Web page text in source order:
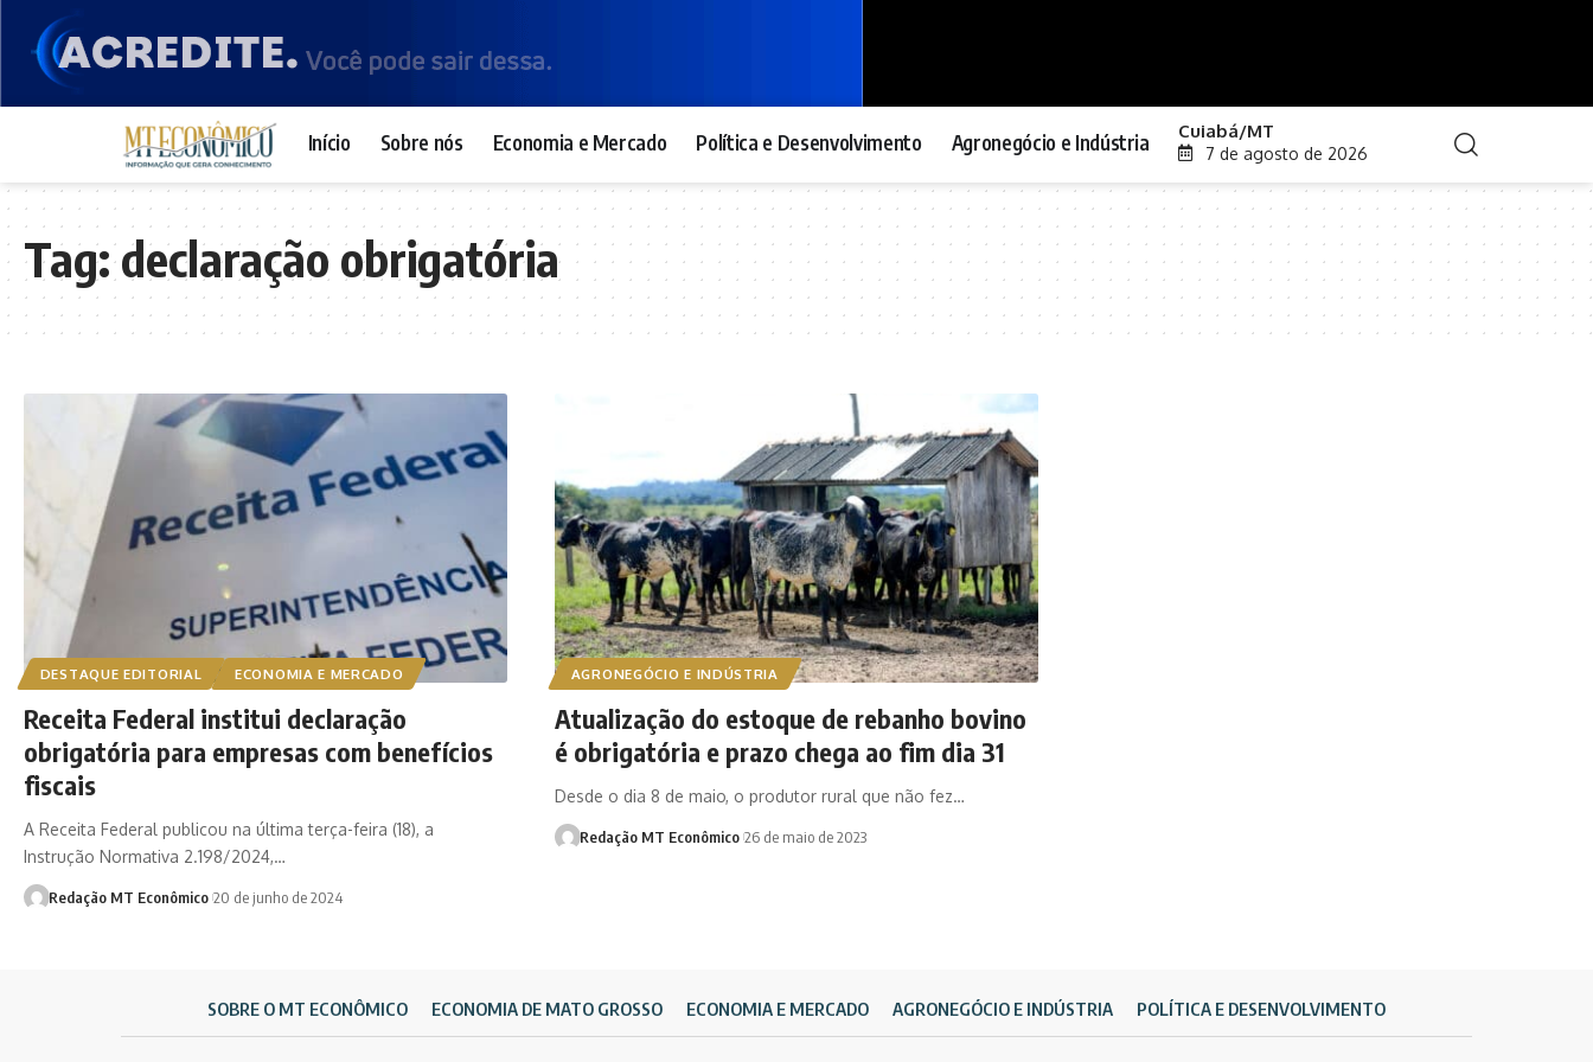
Início Sobre nós Economia e Mercado Política e Desenvolvimento Agronegócio e Indústria Cuiabá/MT
7 de agosto de 2026
Tag:declaração obrigatória
DESTAQUE EDITORIAL ECONOMIA E MERCADO
Receita Federal institui declaração
obrigatória para empresas com benefícios
fiscais
A Receita Federal publicou na última terça-feira (18), a
Instrução Normativa 2.198/2024,…
Redação MT Econômico 20 de junho de 2024
AGRONEGÓCIO E INDÚSTRIA
Atualização do estoque de rebanho bovino
é obrigatória e prazo chega ao fim dia 31
Desde o dia 8 de maio, o produtor rural que não fez…
Redação MT Econômico 26 de maio de 2023
SOBRE O MT ECONÔMICO ECONOMIA DE MATO GROSSO ECONOMIA E MERCADO AGRONEGÓCIO E INDÚSTRIA POLÍTICA E DESENVOLVIMENTO